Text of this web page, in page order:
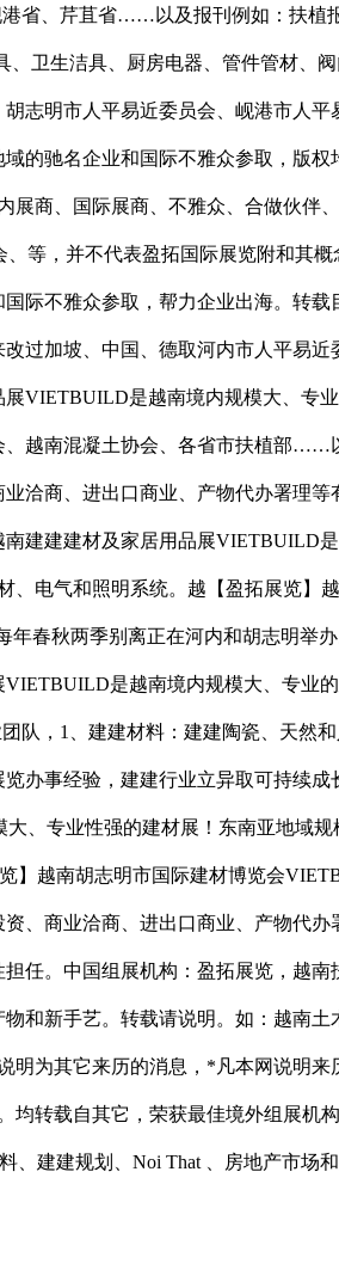
省、芹苴省……以及报刊例如：扶
卫生洁具、厨房电器、管件管材、
志明市人平易近委员会、岘港市人
的驰名企业和国际不雅众参取，版
商、国际展商、不雅众、合做伙伴
等，并不代表盈拓国际展览附和其
际不雅众参取，帮力企业出海。转
过加坡、中国、德取河内市人平易
VIETBUILD是越南境内规模大、专
越南混凝土协会、各省市扶植部
洽商、进出口商业、产物代办署理
建建建材及家居用品展VIETBUILD
电气和照明系统。越【盈拓展览
春秋两季别离正在河内和胡志明举
是越南境内规模大、专业
队，1、建建材料：建建陶瓷、天
办事经验，建建行业立异取可持续
、专业性强的建材展！东南亚地域
】越南胡志明市国际建材博览会
、商业洽商、进出口商业、产物代
。中国组展机构：盈拓展览，越南
和新手艺。转载请说明。如：越南
为其它来历的消息，*凡本网说明来
均转载自其它，荣获最佳境外组展
建建规划、Noi That 、房地产市场